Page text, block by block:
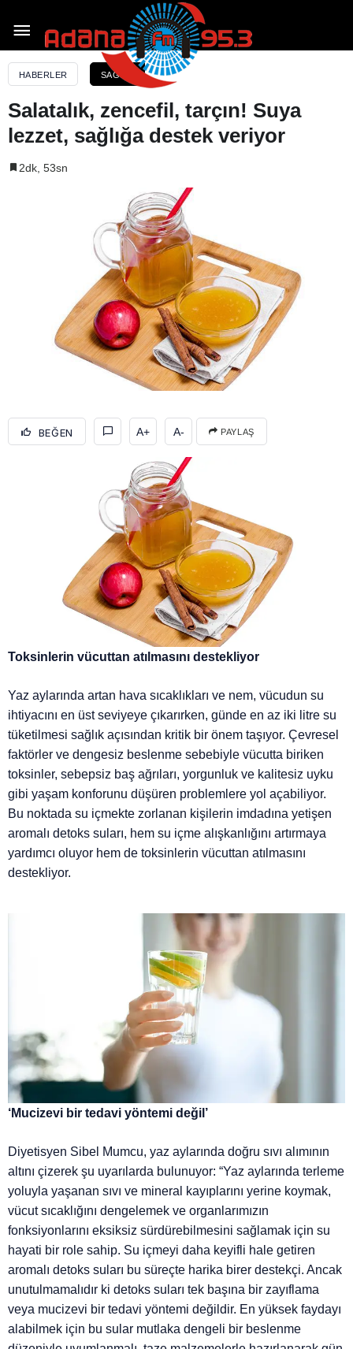
HABERLER SAĞLIK
Salatalık, zencefil, tarçın! Suya
lezzet, sağlığa destek veriyor
2dk, 53sn
BEĞEN A+ A- PAYLAŞ
Toksinlerin vücuttan atılmasını destekliyor
Yaz aylarında artan hava sıcaklıkları ve nem, vücudun su
ihtiyacını en üst seviyeye çıkarırken, günde en az iki litre su
tüketilmesi sağlık açısından kritik bir önem taşıyor. Çevresel
faktörler ve dengesiz beslenme sebebiyle vücutta biriken
toksinler, sebepsiz baş ağrıları, yorgunluk ve kalitesiz uyku
gibi yaşam konforunu düşüren problemlere yol açabiliyor.
Bu noktada su içmekte zorlanan kişilerin imdadına yetişen
aromalı detoks suları, hem su içme alışkanlığını artırmaya
yardımcı oluyor hem de toksinlerin vücuttan atılmasını
destekliyor.
‘Mucizevi bir tedavi yöntemi değil’
Diyetisyen Sibel Mumcu, yaz aylarında doğru sıvı alımının
altını çizerek şu uyarılarda bulunuyor: “Yaz aylarında terleme
yoluyla yaşanan sıvı ve mineral kayıplarını yerine koymak,
vücut sıcaklığını dengelemek ve organlarımızın
fonksiyonlarını eksiksiz sürdürebilmesini sağlamak için su
hayati bir role sahip. Su içmeyi daha keyifli hale getiren
aromalı detoks suları bu süreçte harika birer destekçi. Ancak
unutulmamalıdır ki detoks suları tek başına bir zayıflama
veya mucizevi bir tedavi yöntemi değildir. En yüksek faydayı
alabilmek için bu sular mutlaka dengeli bir beslenme
Salatalık, zencefil, tarçın! Suya lezzet, sağlığa destek
veriyor